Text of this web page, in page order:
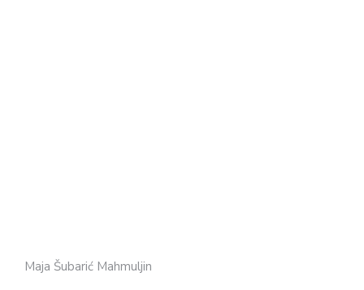
Maja Šubarić Mahmuljin